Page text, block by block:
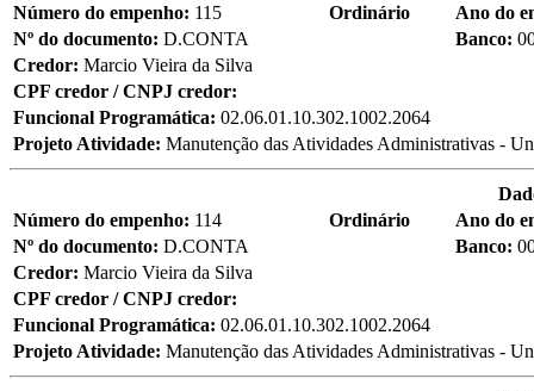
Número do empenho: 115 Ordinário
Ano do
Nº do documento: D.CONTA Banco:
Credor: Marcio Vieira da Silva
CPF credor / CNPJ credor:
Funcional Programática: 02.06.01.10.302.1002.2064
Projeto Atividade: Manutenção das Atividades Administrativas -
Número do empenho: 114 Ordinário
Ano do
Nº do documento: D.CONTA Banco:
Credor: Marcio Vieira da Silva
CPF credor / CNPJ credor:
Funcional Programática: 02.06.01.10.302.1002.2064
Projeto Atividade: Manutenção das Atividades Administrativas -